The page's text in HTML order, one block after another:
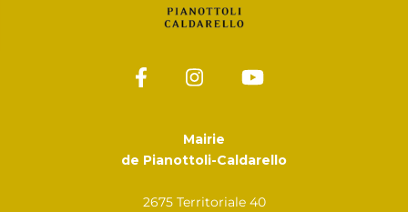
Mairie
de Pianottoli-Caldarello
2675 Territoriale 40